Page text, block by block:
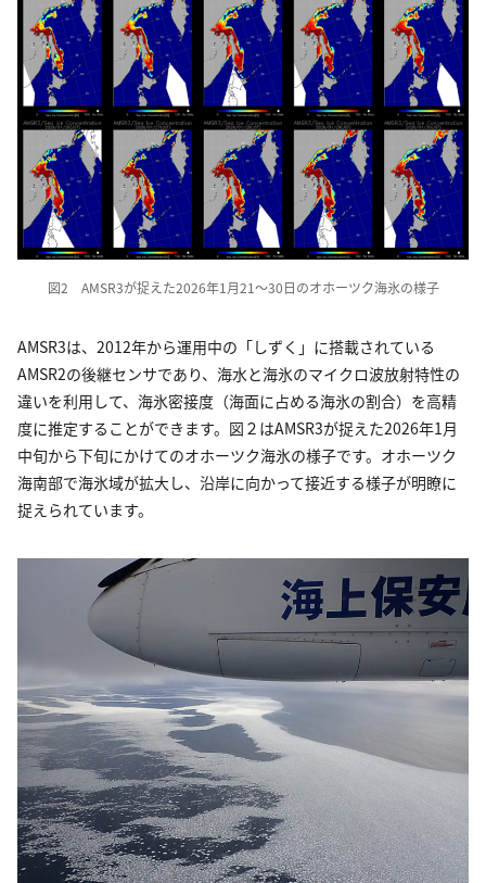
図2 AMSR3が捉えた2026年1月21〜30日のオホーツク海氷の様子
AMSR3は、2012年から運用中の「しずく」に搭載されている
AMSR2の後継センサであり、海水と海氷のマイクロ波放射特性の
違いを利用して、海氷密接度（海面に占める海氷の割合）を高精
度に推定することができます。図２はAMSR3が捉えた2026年1月
中旬から下旬にかけてのオホーツク海氷の様子です。オホーツク
海南部で海氷域が拡大し、沿岸に向かって接近する様子が明瞭に
捉えられています。